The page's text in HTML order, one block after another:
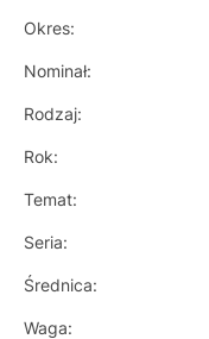
Okres:
Nominał:
Rodzaj:
Rok:
Temat:
Seria:
Średnica:
Waga: